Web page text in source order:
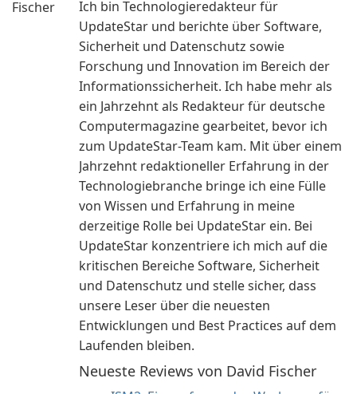
Ich bin Technologieredakteur für
UpdateStar und berichte über Software,
Sicherheit und Datenschutz sowie
Forschung und Innovation im Bereich der
Informationssicherheit. Ich habe mehr als
ein Jahrzehnt als Redakteur für deutsche
Computermagazine gearbeitet, bevor ich
zum UpdateStar-Team kam. Mit über einem
Jahrzehnt redaktioneller Erfahrung in der
Technologiebranche bringe ich eine Fülle
von Wissen und Erfahrung in meine
derzeitige Rolle bei UpdateStar ein. Bei
UpdateStar konzentriere ich mich auf die
kritischen Bereiche Software, Sicherheit
und Datenschutz und stelle sicher, dass
unsere Leser über die neuesten
Entwicklungen und Best Practices auf dem
Laufenden bleiben.
Neueste Reviews von David Fischer